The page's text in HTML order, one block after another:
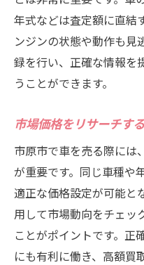
レビューや口
定期的なキャ
口コミで評判のハ
ス
高評価の理由
サービスの質
口コミサイト
定期的なアン
地域密着型サ
迅速な手続きで高
年式などは査定額に直結
ンジンの状態や動作も見
録を行い、正確な情報を
うことができます。
市場価格をリサーチす
市原市で車を売る際には
が重要です。同じ車種や
適正な価格設定が可能と
用して市場動向をチェッ
ことがポイントです。正
にも有利に働き、高額買